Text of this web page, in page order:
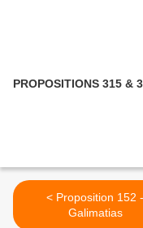
PROPOSITIONS 315 &
< Proposition 152 -
Galimatias